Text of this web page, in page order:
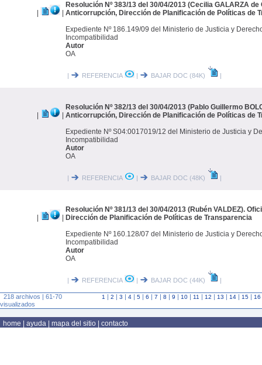
Resolución Nº 383/13 del 30/04/2013 (Cecilia GALARZA
Anticorrupción, Dirección de Planificación de Políticas de
Expediente Nº 186.149/09 del Ministerio de Justicia y
Incompatibilidad
Autor
OA
| REFERENCIA | BAJAR DOC (84K) |
Resolución Nº 382/13 del 30/04/2013 (Pablo Guillermo
Anticorrupción, Dirección de Planificación de Políticas de
Expediente Nº S04:0017019/12 del Ministerio de Justicia y
Incompatibilidad
Autor
OA
| REFERENCIA | BAJAR DOC (48K) |
Resolución Nº 381/13 del 30/04/2013 (Rubén VALDEZ).
Dirección de Planificación de Políticas de Transparencia
Expediente Nº 160.128/07 del Ministerio de Justicia y
Incompatibilidad
Autor
OA
| REFERENCIA | BAJAR DOC (44K) |
218 archivos | 61-70
visualizados
1 | 2 | 3 | 4 | 5 | 6 | 7 | 8 | 9 | 10 | 11 | 12 | 13 | 14 | 15 | 16
home ayuda mapa del sitio contacto